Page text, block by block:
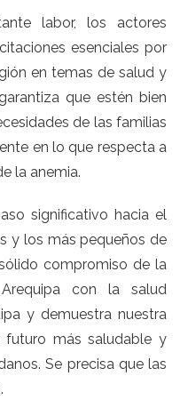
labor, los actores
esenciales por
en temas de salud y
que estén bien
de las familias
en lo que respecta a
la anemia.
significativo hacia el
y los más pequeños de
compromiso de la
con la salud
y demuestra nuestra
futuro más saludable y
Se precisa que las